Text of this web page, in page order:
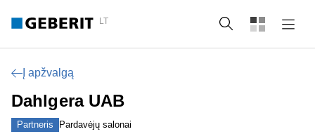
LT Paieška
Į apžvalgą
Dahlgera UAB
Partneris Pardavėjų salonai